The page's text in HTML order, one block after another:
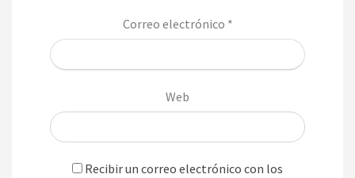
Correo electrónico *
Web
Recibir un correo electrónico con los